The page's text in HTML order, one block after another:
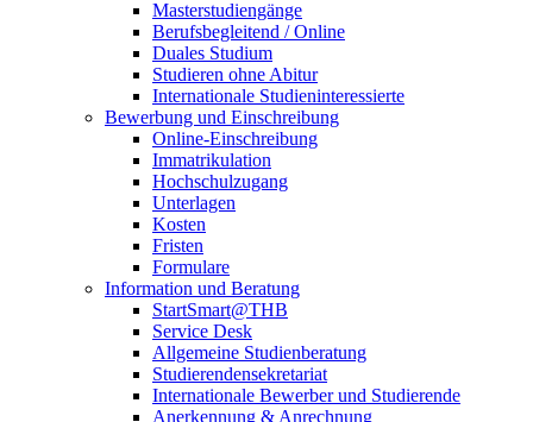
Masterstudiengänge
Berufsbegleitend / Online
Duales Studium
Studieren ohne Abitur
Internationale Studieninteressierte
Bewerbung und Einschreibung
Online-Einschreibung
Immatrikulation
Hochschulzugang
Unterlagen
Kosten
Fristen
Formulare
Information und Beratung
StartSmart@THB
Service Desk
Allgemeine Studienberatung
Studierendensekretariat
Internationale Bewerber und Studierende
Anerkennung & Anrechnung